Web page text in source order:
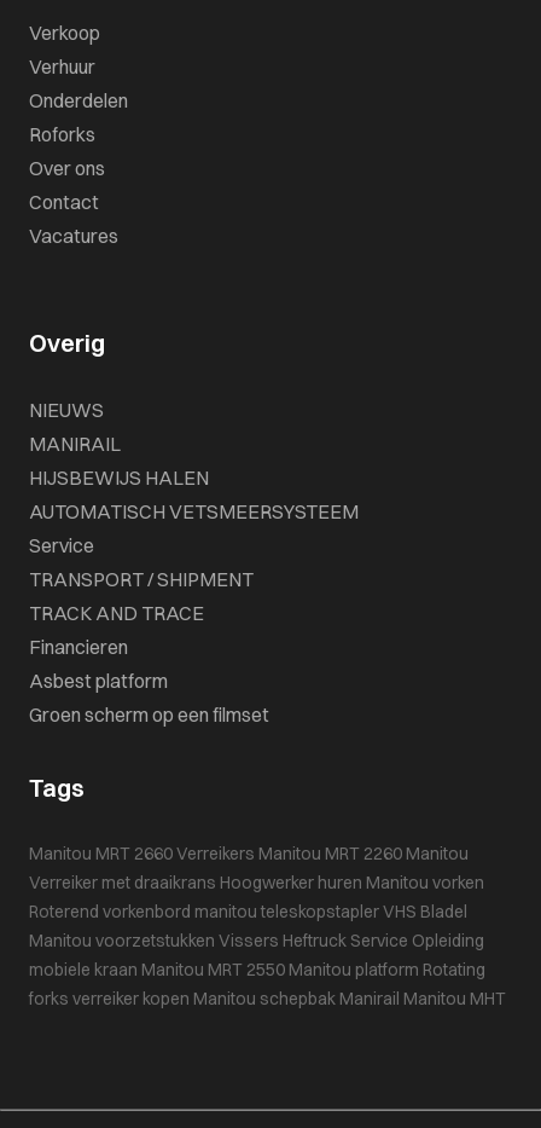
Verkoop
Verhuur
Onderdelen
Roforks
Over ons
Contact
Vacatures
Overig
NIEUWS
MANIRAIL
HIJSBEWIJS HALEN
AUTOMATISCH VETSMEERSYSTEEM
Service
TRANSPORT / SHIPMENT
TRACK AND TRACE
Financieren
Asbest platform
Groen scherm op een filmset
Tags
Manitou MRT 2660Verreikers Manitou MRT 2260 Manitou
Verreiker met draaikrans Hoogwerker huren Manitou vorken
Roterend vorkenbord manitou teleskopstaplerVHS Bladel
Manitou voorzetstukken Vissers Heftruck Service Opleiding
mobiele kraan Manitou MRT 2550 Manitou platform Rotating
forks verreiker kopen Manitou schepbak Manirail Manitou MHT